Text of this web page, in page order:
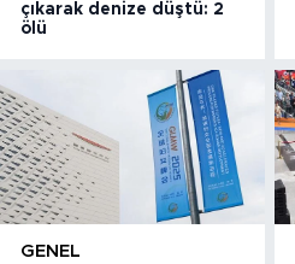
çıkarak denize düştü: 2
ölü
GENEL